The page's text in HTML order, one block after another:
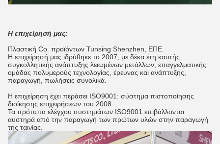
Η επιχείρησή μας:
Πλαστική Co. προϊόντων Tunsing Shenzhen, ΕΠΕ.
Η επιχείρησή μας ιδρύθηκε το 2007, με δέκα έτη καυτής
συγκολλητικής ανάπτυξης λειωμένων μετάλλων, επαγγελματικής
ομάδας πολυμερούς τεχνολογίας, έρευνας και ανάπτυξης,
παραγωγή, πωλήσεις συνολικά.
Η επιχείρηση έχει περάσει ISO9001: σύστημα πιστοποίησης
διοίκησης επιχειρήσεων του 2008.
Τα πρότυπα ελέγχου συστημάτων ISO9001 επιβάλλονται
αυστηρά από την παραγωγή των πρώτων υλών στην παραγωγή
της ταινίας.